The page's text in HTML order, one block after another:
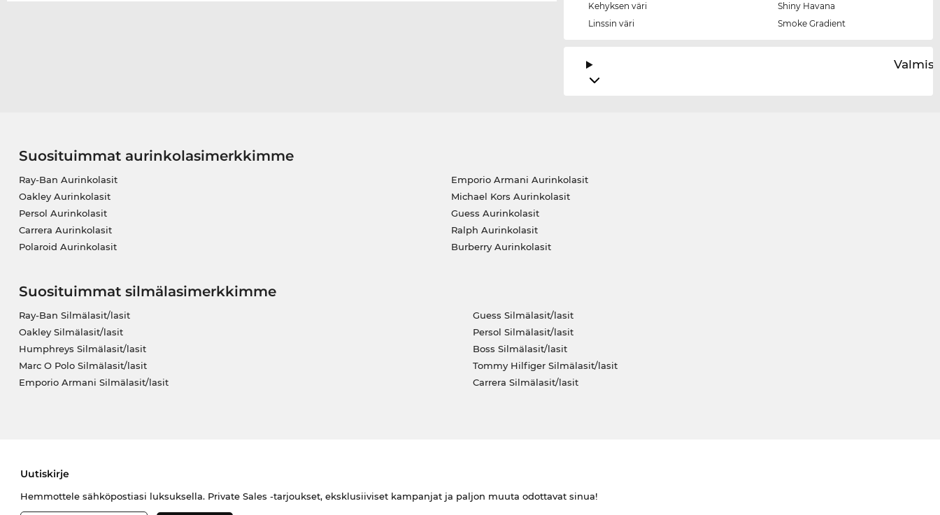
Kehyksen väri
Shiny Havana
Linssin väri
Smoke Gradient
Suosituimmat aurinkolasimerkkimme
Ray-Ban Aurinkolasit
Oakley Aurinkolasit
Persol Aurinkolasit
Carrera Aurinkolasit
Polaroid Aurinkolasit
Emporio Armani Aurinkolasit
Michael Kors Aurinkolasit
Guess Aurinkolasit
Ralph Aurinkolasit
Burberry Aurinkolasit
Suosituimmat silmälasimerkkimme
Ray-Ban Silmälasit/lasit
Oakley Silmälasit/lasit
Humphreys Silmälasit/lasit
Marc O Polo Silmälasit/lasit
Emporio Armani Silmälasit/lasit
Guess Silmälasit/lasit
Persol Silmälasit/lasit
Boss Silmälasit/lasit
Tommy Hilfiger Silmälasit/lasit
Carrera Silmälasit/lasit
Uutiskirje
Hemmottele sähköpostiasi luksuksella. Private Sales -tarjoukset, eksklusiiviset kampanjat ja paljon muuta odottavat sinua!